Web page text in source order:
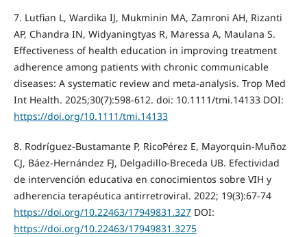
7. Lutfian L, Wardika IJ, Mukminin MA, Zamroni AH, Rizanti
AP, Chandra IN, Widyaningtyas R, Maressa A, Maulana S.
Effectiveness of health education in improving treatment
adherence among patients with chronic communicable
diseases: A systematic review and meta-analysis. Trop Med
Int Health. 2025;30(7):598-612. doi: 10.1111/tmi.14133 DOI:
https://doi.org/10.1111/tmi.14133
8. Rodríguez-Bustamante P, RicoPérez E, Mayorquin-Muñoz
CJ, Báez-Hernández FJ, Delgadillo-Breceda UB. Efectividad
de intervención educativa en conocimientos sobre VIH y
adherencia terapéutica antirretroviral. 2022; 19(3):67-74
https://doi.org/10.22463/17949831.327DOI:
https://doi.org/10.22463/17949831.3275